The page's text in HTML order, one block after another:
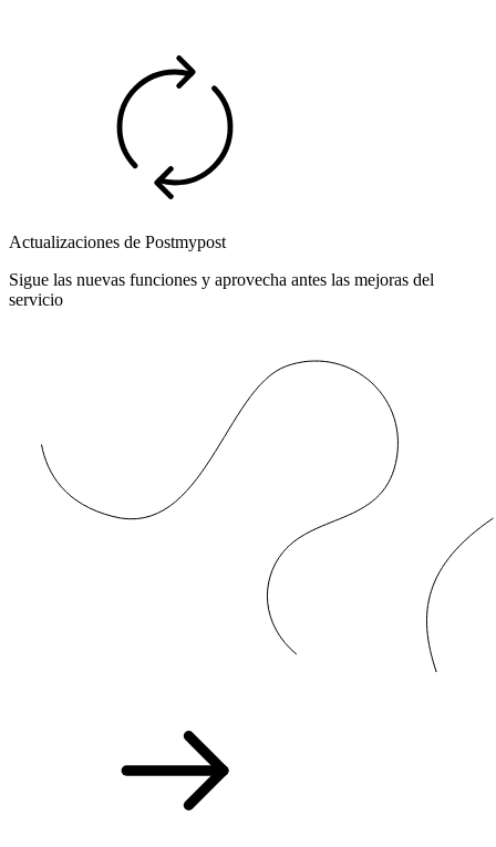
Actualizaciones de Postmypost
Sigue las nuevas funciones y aprovecha antes las mejoras del
servicio